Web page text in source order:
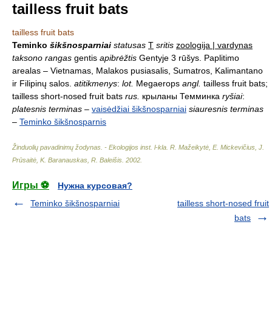
tailless fruit bats
tailless fruit bats
Teminko šikšnosparniai statusas T sritis zoologija | vardynas
taksono rangas gentis apibrėžtis Gentyje 3 rūšys. Paplitimo
arealas – Vietnamas, Malakos pusiasalis, Sumatros, Kalimantano
ir Filipinų salos. atitikmenys: lot. Megaerops angl. tailless fruit bats;
tailless short-nosed fruit bats rus. крыланы Темминка ryšiai:
platesnis terminas – vaisėdžiai šikšnosparniai siauresnis terminas
– Teminko šikšnosparnis
Žinduolių pavadinimų žodynas. - Ekologijos inst. l-kla R. Mažeikytė, E. Mickevičius, J.
Prūsaitė, K. Baranauskas, R. Baleišis 2002
Игры ⚽
Нужна курсовая?
Teminko šikšnosparniai
tailless short-nosed fruit
bats